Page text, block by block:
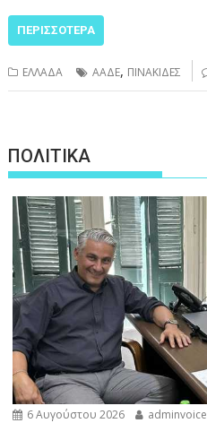
ΠΕΡΙΣΣΌΤΕΡΑ
ΕΛΛΑΔΑ ΑΑΔΕ, ΠΙΝΑΚΙΔΕΣ
ΠΟΛΙΤΙΚΑ
6 Αυγούστου 2026 adminvoice